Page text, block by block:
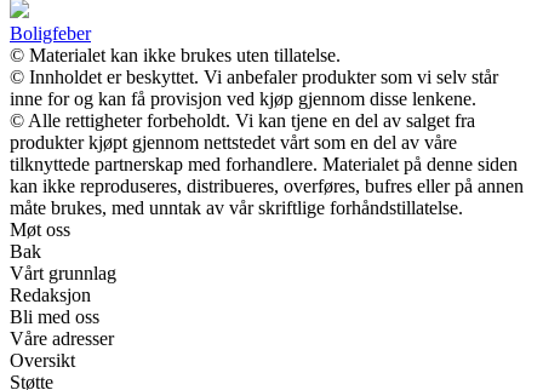
Boligfeber
© Materialet kan ikke brukes uten tillatelse.
© Innholdet er beskyttet. Vi anbefaler produkter som vi selv står
inne for og kan få provisjon ved kjøp gjennom disse lenkene.
© Alle rettigheter forbeholdt. Vi kan tjene en del av salget fra
produkter kjøpt gjennom nettstedet vårt som en del av våre
tilknyttede partnerskap med forhandlere. Materialet på denne siden
kan ikke reproduseres, distribueres, overføres, bufres eller på annen
måte brukes, med unntak av vår skriftlige forhåndstillatelse.
Møt oss
Bak
Vårt grunnlag
Redaksjon
Bli med oss
Våre adresser
Oversikt
Støtte